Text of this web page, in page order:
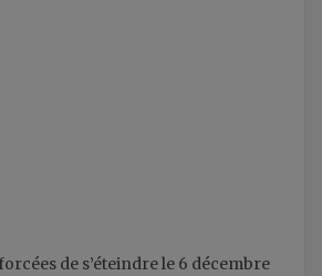
de s’éteindre le 6 décembre